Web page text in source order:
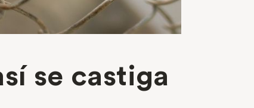
se castiga